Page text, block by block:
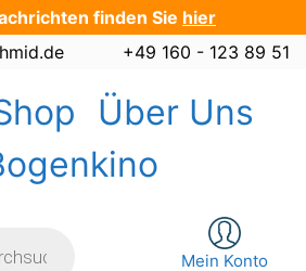
finden Sie hier
+49 160 - 123 89 51
Über Uns
Mein Konto